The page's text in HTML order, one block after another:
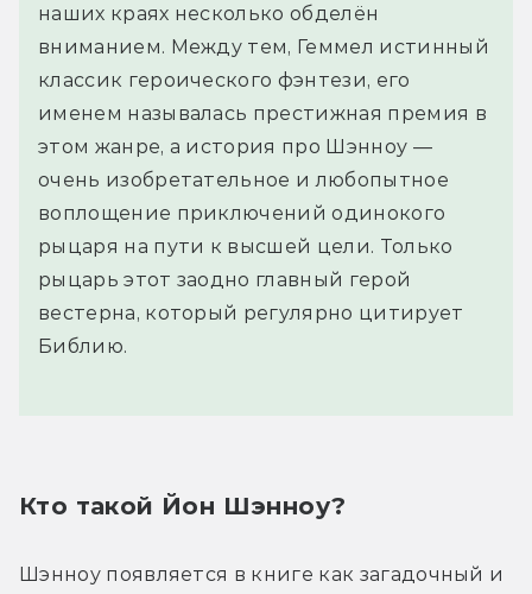
наших краях несколько обделён
вниманием. Между тем, Геммел истинный
классик героического фэнтези, его
именем называлась престижная премия в
этом жанре, а история про Шэнноу —
очень изобретательное и любопытное
воплощение приключений одинокого
рыцаря на пути к высшей цели. Только
рыцарь этот заодно главный герой
вестерна, который регулярно цитирует
Библию.
Кто такой Йон Шэнноу?
Шэнноу появляется в книге как загадочный и